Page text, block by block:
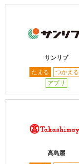
サンリブ
たまる
つかえる
アプリ
高島屋